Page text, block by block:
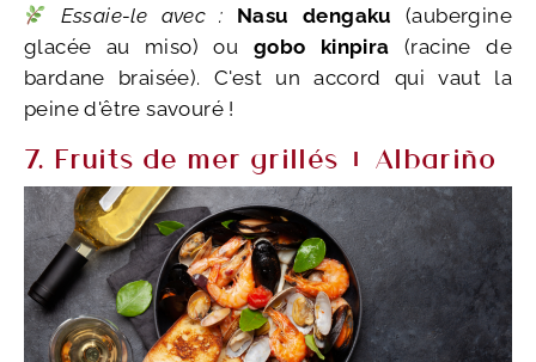
Essaie-le avec :
Nasu dengaku (aubergine
glacée au miso) ou gobo kinpira (racine de
bardane braisée). C'est un accord qui vaut la
peine d'être savouré !
7. Fruits de mer grillés + Albariño